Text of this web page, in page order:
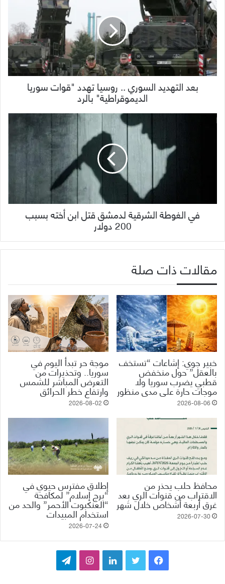
بعد التهديد السوري .. روسيا تهدد "قوات سوريا
الديموقراطية" بالرد
في الغوطة الشرقية لدمشق قتل ابن أخته بسبب
200 دولار
مقالات ذات صلة
خبير جوي: إشاعات “تستخف
بالعقل” حول منخفض
قطبي يضرب سوريا ولا
موجات حارة على مدى منظور
2026-08-06
موجة حر تبدأ اليوم في
سوريا.. وتحذيرات من
التعرض المباشر للشمس
وارتفاع خطر الحرائق
2026-08-02
محافظ حلب يحذر من
الاقتراب من قنوات الري بعد
غرق أربعة أشخاص خلال شهر
2026-07-30
إطلاق مفترس حيوي في
“برج إسلام” لمكافحة
“العنكبوت الأحمر” والحد من
استخدام المبيدات
2026-07-24